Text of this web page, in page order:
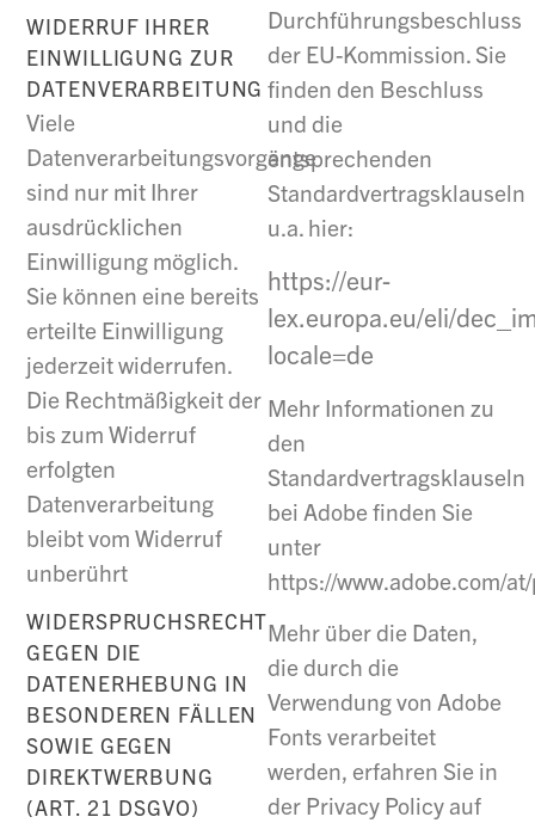
WIDERRUF IHRER
EINWILLIGUNG ZUR
DATENVERARBEITUNG
Viele
Datenverarbeitungsvorgänge
sind nur mit Ihrer
ausdrücklichen
Einwilligung möglich.
Sie können eine bereits
erteilte Einwilligung
jederzeit widerrufen.
Die Rechtmäßigkeit der
bis zum Widerruf
erfolgten
Datenverarbeitung
bleibt vom Widerruf
unberührt
WIDERSPRUCHSRECHT
GEGEN DIE
DATENERHEBUNG IN
BESONDEREN FÄLLEN
SOWIE GEGEN
DIREKTWERBUNG
(ART. 21 DSGVO)
Durchführungsbeschluss
der EU-Kommission. Sie
finden den Beschluss
und die
entsprechenden
Standardvertragsklauseln
u.a. hier:
https://eur-
lex.europa.eu/eli/
locale=de
Mehr Informationen zu
den
Standardvertragsklauseln
bei Adobe finden Sie
unter
https://www.adobe.com/
Mehr über die Daten,
die durch die
Verwendung von Adobe
Fonts verarbeitet
werden, erfahren Sie in
der Privacy Policy auf